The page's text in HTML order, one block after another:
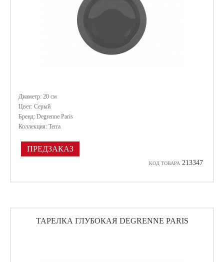
Диаметр: 20 см
Цвет: Серый
Бренд: Degrenne Paris
Коллекция: Terra
ПРЕДЗАКАЗ
КОД ТОВАРА 213347
ТАРЕЛКА ГЛУБОКАЯ DEGRENNE PARIS